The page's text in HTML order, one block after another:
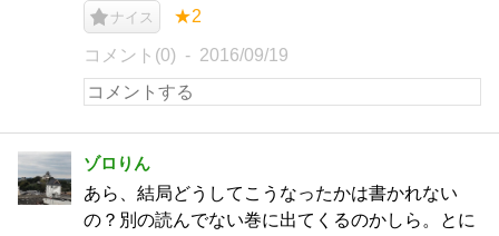
ナイス ★2
コメント(0) 2016/09/19
ゾロりん
あら、結局どうしてこうなったかは書かれない
の？別の読んでない巻に出てくるのかしら。とに